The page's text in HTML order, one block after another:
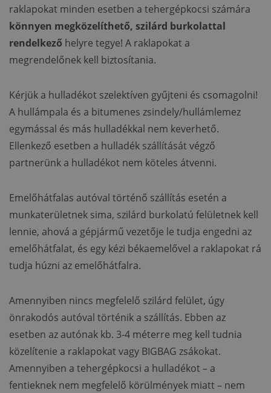
raklapokat minden esetben a tehergépkocsi számára
könnyen megközelíthető, szilárd burkolattal
rendelkező helyre tegye! A raklapokat a
megrendelőnek kell biztosítania.
Kérjük a hulladékot szelektíven gyűjteni és csomagolni!
A hullámpala és a bitumenes zsindely/hullámlemez
egymással és más hulladékkal nem keverhető.
Ellenkező esetben a hulladék szállítását végző
partnerünk a hulladékot nem köteles átvenni.
Emelőhátfalas autóval történő szállítás esetén a
munkaterületnek sima, szilárd burkolatú felületnek kell
lennie, ahová a gépjármű vezetője le tudja engedni az
emelőhátfalat, és egy kézi békaemelővel a raklapokat rá
tudja húzni az emelőhátfalra.
Amennyiben nincs megfelelő szilárd felület, úgy
önrakodós autóval történik a szállítás. Ebben az
esetben az autónak kb. 3-4 méterre meg kell tudnia
közelítenie a raklapokat vagy BIGBAG zsákokat.
Amennyiben a tehergépkocsi a hulladékot – a
fentieknek nem megfelelő körülmények miatt – nem